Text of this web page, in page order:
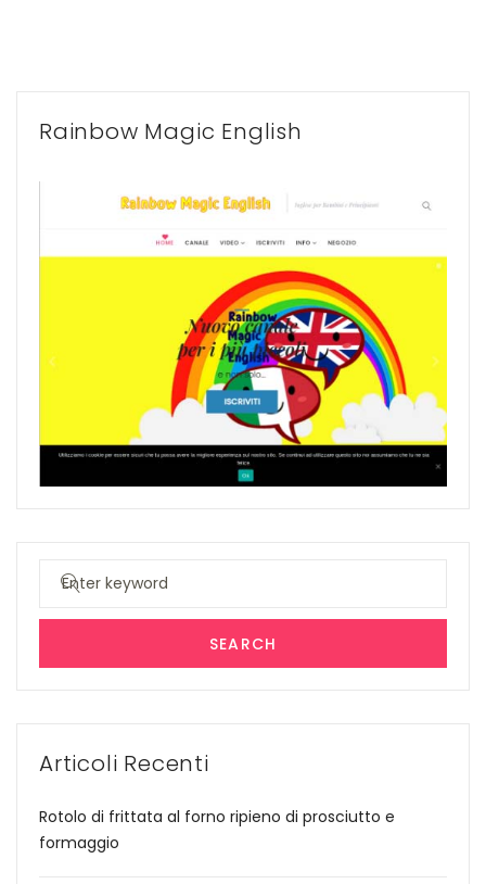
Rainbow Magic English
Search
SEARCH
Articoli Recenti
Rotolo di frittata al forno ripieno di prosciutto e
formaggio